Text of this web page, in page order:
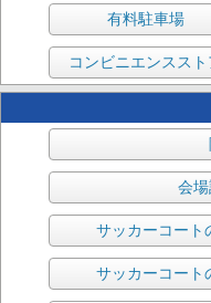
有料駐車場
コンビニエンススト
会
サッカーコート
サッカーコート